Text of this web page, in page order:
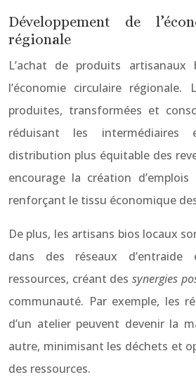
Développement de
régionale
L’achat de produits
l’économie circulaire régionale.
produites, transformées et
réduisant les
distribution plus équitable des
encourage la création
renforçant le tissu économique
De plus, les artisans bios locaux
dans des réseaux
ressources, créant des synergies
communauté. Par exemple, les
d’un atelier peuvent devenir la
autre, minimisant les déchets et
des ressources.